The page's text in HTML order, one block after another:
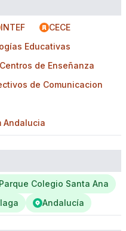
INTEF
CECE
Educativas
de Enseñanza
de Comunicacion
Andalucia
Parque Colegio Santa Ana
Andalucía